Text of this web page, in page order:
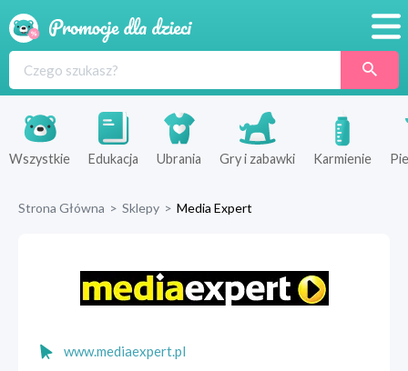
Produkty
Sklepy
Wszystkie Edukacja Ubrania Gry i zabawki Karmienie
Strona Główna > Sklepy > Media Expert
www.mediaexpert.pl